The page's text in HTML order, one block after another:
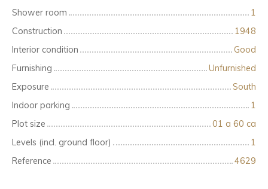
Shower room
1
Construction
1948
Interior condition
Good
Furnishing
Unfurnished
Exposure
South
Indoor parking
1
Plot size
01 a 60 ca
Levels (incl. ground floor)
1
Reference
4629